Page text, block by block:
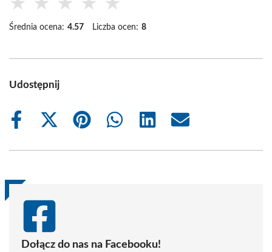
Średnia ocena: 4.57 Liczba ocen: 8
Udostępnij
Share
Share
(Twitter)
Share
Share
Share
Share
Dołącz do nas na Facebooku!